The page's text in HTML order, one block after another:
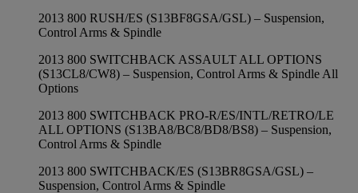
2013 800 RUSH/ES (S13BF8GSA/GSL) – Suspension,
Control Arms & Spindle
2013 800 SWITCHBACK ASSAULT ALL OPTIONS
(S13CL8/CW8) – Suspension, Control Arms & Spindle All
Options
2013 800 SWITCHBACK PRO-R/ES/INTL/RETRO/LE
ALL OPTIONS (S13BA8/BC8/BD8/BS8) – Suspension,
Control Arms & Spindle
2013 800 SWITCHBACK/ES (S13BR8GSA/GSL) –
Suspension, Control Arms & Spindle